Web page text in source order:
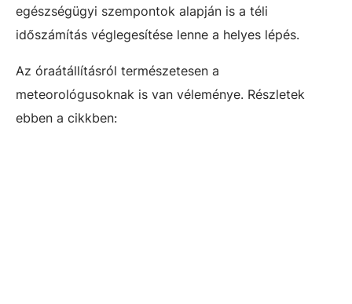
egészségügyi szempontok alapján is a téli
időszámítás véglegesítése lenne a helyes lépés.
Az óraátállításról természetesen a
meteorológusoknak is van véleménye. Részletek
ebben a cikkben: